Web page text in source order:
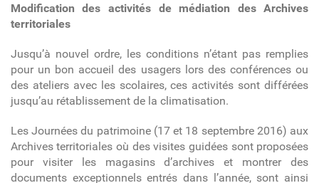
Modification des activités de médiation des Archives
territoriales
Jusqu’à nouvel ordre, les conditions n’étant pas remplies
pour un bon accueil des usagers lors des conférences ou
des ateliers avec les scolaires, ces activités sont différées
jusqu’au rétablissement de la climatisation.
Les Journées du patrimoine (17 et 18 septembre 2016) aux
Archives territoriales où des visites guidées sont proposées
pour visiter les magasins d’archives et montrer des
documents exceptionnels entrés dans l’année, sont ainsi